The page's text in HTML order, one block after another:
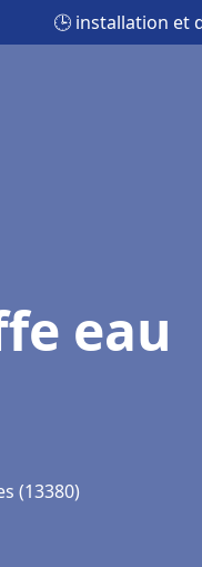
🕒 installation et
eau
(13380)